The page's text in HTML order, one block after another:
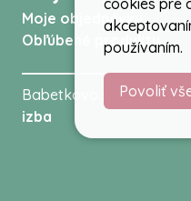
Moje objednávky
Obľúbené produkty
Babetkovo.sk © 2026 -
izba
cookies pre
používaním.
Povoliť